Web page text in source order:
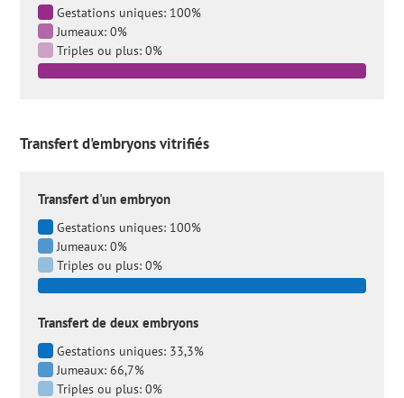
Gestations uniques: 100%
Jumeaux: 0%
Triples ou plus: 0%
Transfert d'embryons vitrifiés
Transfert d'un embryon
Gestations uniques: 100%
Jumeaux: 0%
Triples ou plus: 0%
Transfert de deux embryons
Gestations uniques: 33,3%
Jumeaux: 66,7%
Triples ou plus: 0%